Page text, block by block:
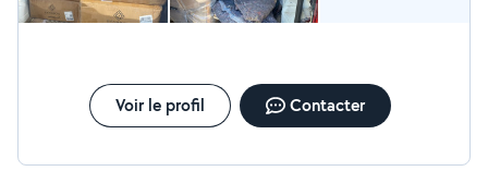
Voir le profil Contacter